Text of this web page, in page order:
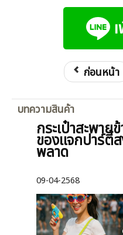
ก่อนหน้า
บทความสินค้า
กระเป๋าสะพาย
ของแจกปาร์ตี้
พลาด
09-04-2568